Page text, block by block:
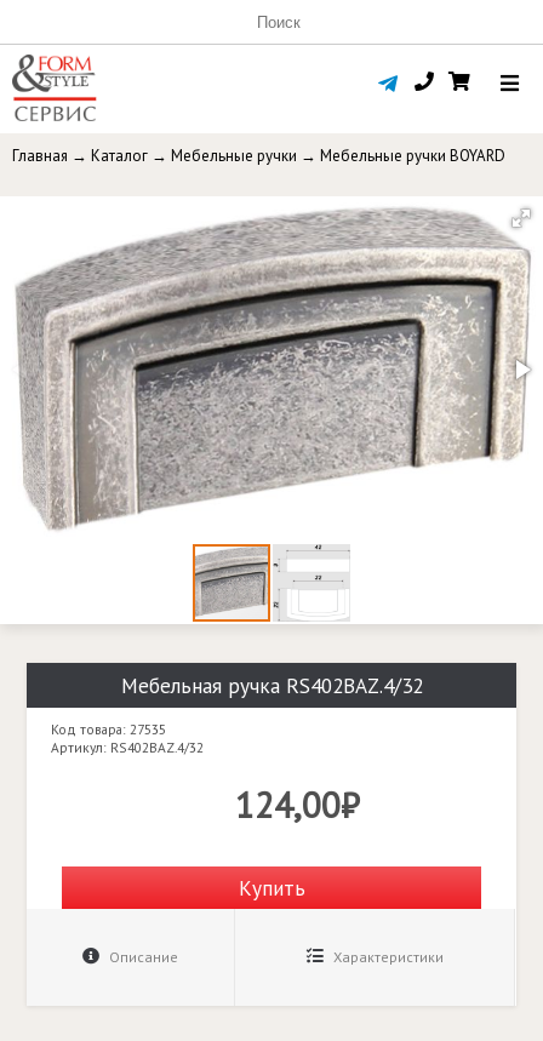
Главная → Каталог → Мебельные ручки → Мебельные ручки BOYARD
Мебельная ручка RS402BAZ.4/32
Код товара: 27535
Артикул: RS402BAZ.4/32
124,00₽
Купить
Описание Характеристики